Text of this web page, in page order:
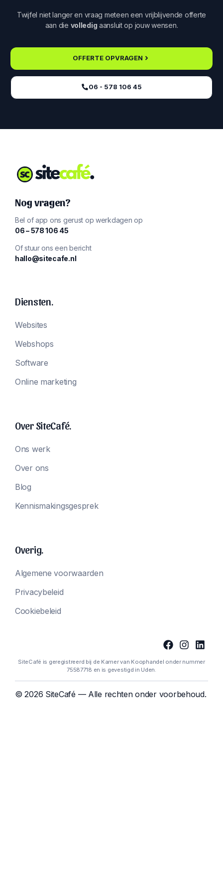
Twijfel niet langer en vraag meteen een vrijblijvende offerte
aan die volledig aansluit op jouw wensen.
OFFERTE OPVRAGEN
06 - 578 106 45‬
Nog vragen?
Bel of app ons gerust op werkdagen op
‪06 – 578 106 45‬
Of stuur ons een bericht
hallo@sitecafe.nl
Diensten.
Websites
Webshops
Software
Online marketing
Over SiteCafé.
Ons werk
Over ons
Blog
Kennismakingsgesprek
Overig.
Algemene voorwaarden
Privacybeleid
Cookiebeleid
SiteCafé is geregistreerd bij de Kamer van Koophandel onder nummer
75587718 en is gevestigd in Uden.
© 2026 SiteCafé — Alle rechten onder voorbehoud.